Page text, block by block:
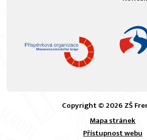
Copyright © 2026 ZŠ
Mapa stránek
Přístupnost webu